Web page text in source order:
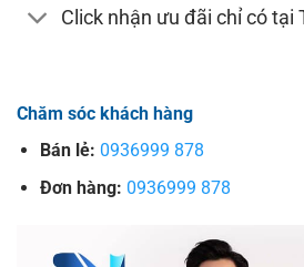
Click nhận ưu đãi chỉ có tại
Chăm sóc khách hàng
Bán lẻ: 0936999 878
Đơn hàng: 0936999 878